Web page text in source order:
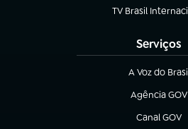
TV Brasil
(abre em nova
Serviços
A Voz do
(abre em nova
Agência GOV
(abre em
Canal GOV
(abre em